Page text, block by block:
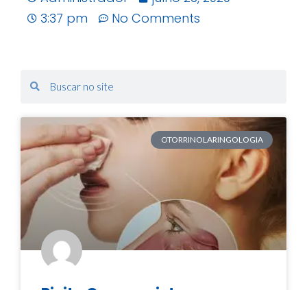
3:37 pm
No Comments
OTORRINOLARINGOLOGIA